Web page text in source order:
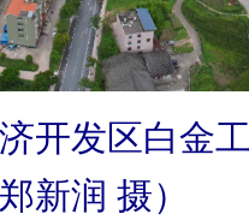
开发区白金
新润 摄）